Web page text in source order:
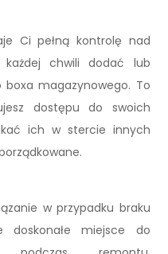
Ci pełną kontrolę nad
każdej chwili dodać lub
magazynowego. To
dostępu do swoich
ich w stercie innych
w przypadku braku
miejsce do